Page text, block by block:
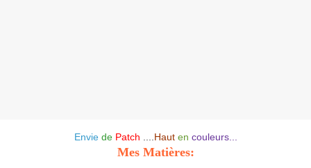
Envie de Patch Haut en couleurs...
Mes Matières: